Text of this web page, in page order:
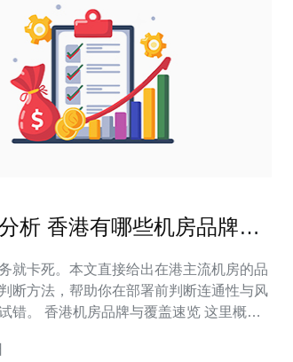
析 香港有哪些机房品牌的
就卡死。本文直接给出在港主流机房的品
断方法，帮助你在部署前判断连通性与风
速览 这里概述
和覆盖重点，便于快速对位判断。 常见营